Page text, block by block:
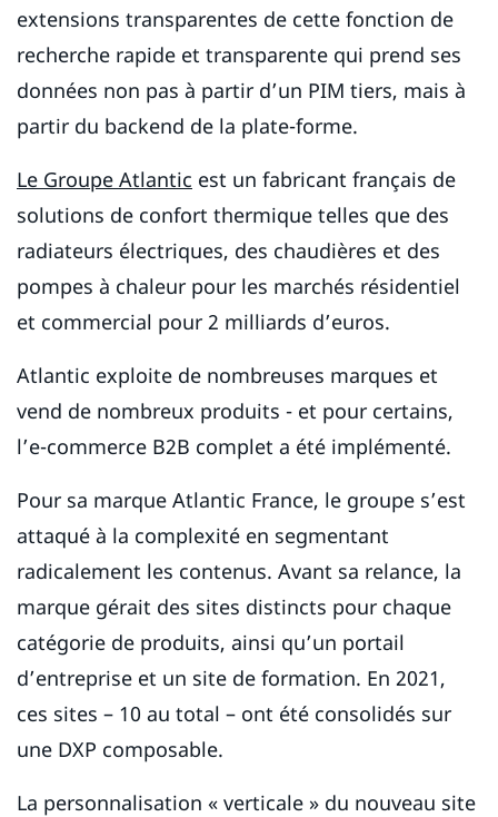
extensions transparentes de cette fonction de
recherche rapide et transparente qui prend ses
données non pas à partir d’un PIM tiers, mais à
partir du backend de la plate-forme.
Le Groupe Atlantic est un fabricant français de
solutions de confort thermique telles que des
radiateurs électriques, des chaudières et des
pompes à chaleur pour les marchés résidentiel
et commercial pour 2 milliards d’euros.
Atlantic exploite de nombreuses marques et
vend de nombreux produits ­- et pour certains,
l’e-commerce B2B complet a été implémenté.
Pour sa marque Atlantic France, le groupe s’est
attaqué à la complexité en segmentant
radicalement les contenus. Avant sa relance, la
marque gérait des sites distincts pour chaque
catégorie de produits, ainsi qu’un portail
d’entreprise et un site de formation. En 2021,
ces sites – 10 au total – ont été consolidés sur
une DXP composable.
La personnalisation « verticale » du nouveau site